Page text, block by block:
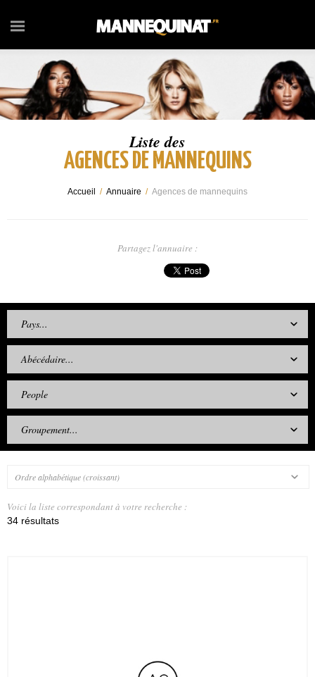
Liste des
AGENCES DE MANNEQUINS
Accueil / Annuaire / Agences de mannequins
Partagez l'annuaire :
Pays...
Abécédaire...
People
Groupement...
Ordre alphabétique (croissant)
Voici la liste correspondant à votre recherche :
34 résultats